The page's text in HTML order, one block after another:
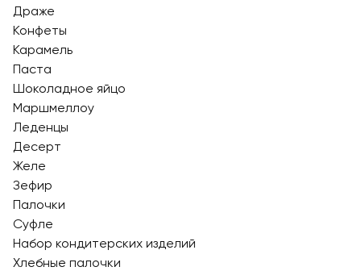
Драже
Конфеты
Карамель
Паста
Шоколадное яйцо
Маршмеллоу
Леденцы
Десерт
Желе
Зефир
Палочки
Суфле
Набор кондитерских изделий
Хлебные палочки